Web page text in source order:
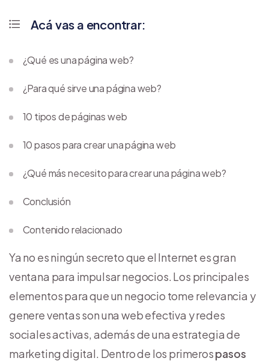
Ya no es ningún secreto que el Internet es gran
ventana para impulsar negocios. Los principales
elementos para que un negocio tome relevancia y
genere ventas son una web efectiva y redes
sociales activas, además de una estrategia de
marketing digital. Dentro de los primerospasos
Acá vas a encontrar:
¿Qué es una página web?
¿Para qué sirve una página web?
10 tipos de páginas web
10 pasos para crear una página web
¿Qué más necesito para crear una página web?
Conclusión
Contenido relacionado